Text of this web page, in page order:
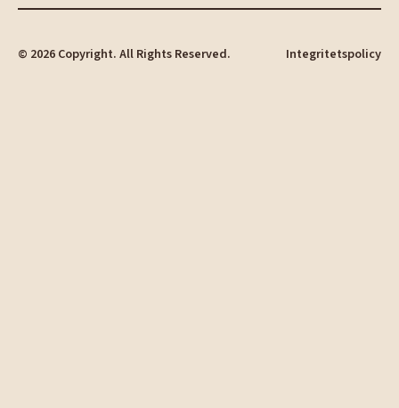
© 2026Copyright. All Rights Reserved. Integritetspolicy